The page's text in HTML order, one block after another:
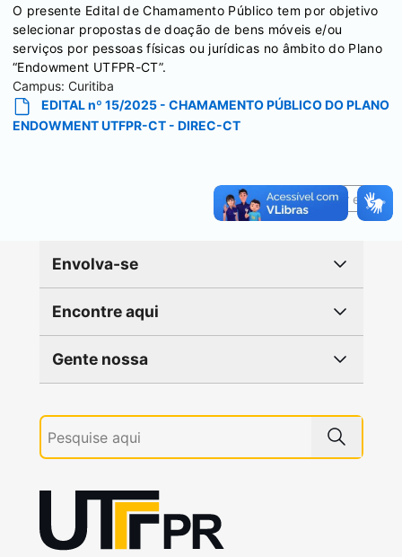
O presente Edital de Chamamento Público tem por objetivo
selecionar propostas de doação de bens móveis e/ou
serviços por pessoas físicas ou jurídicas no âmbito do Plano
“Endowment UTFPR-CT”.
Campus: Curitiba
EDITAL nº 15/2025 - CHAMAMENTO PÚBLICO DO PLANO
ENDOWMENT UTFPR-CT - DIREC-CT
Reportar erro
Envolva-se
Encontre aqui
Gente nossa